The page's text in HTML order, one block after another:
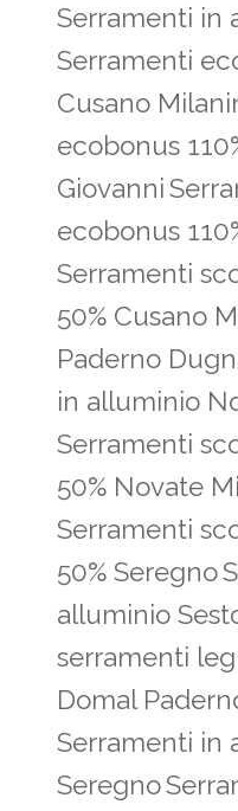
Serramenti in
Serramenti
Cusano
ecobonus
Giovanni
ecobonus
Serramenti
50% Cusano
Paderno
in alluminio
Serramenti
50% Novate
Serramenti
50% Seregno
alluminio
serramenti
Domal
Serramenti in
Seregno